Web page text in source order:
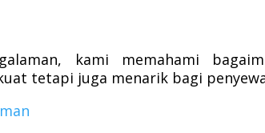
kami memahami
tetapi juga menarik bagi